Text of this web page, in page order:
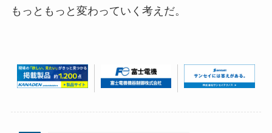
もっともっと変わっていく考えだ。